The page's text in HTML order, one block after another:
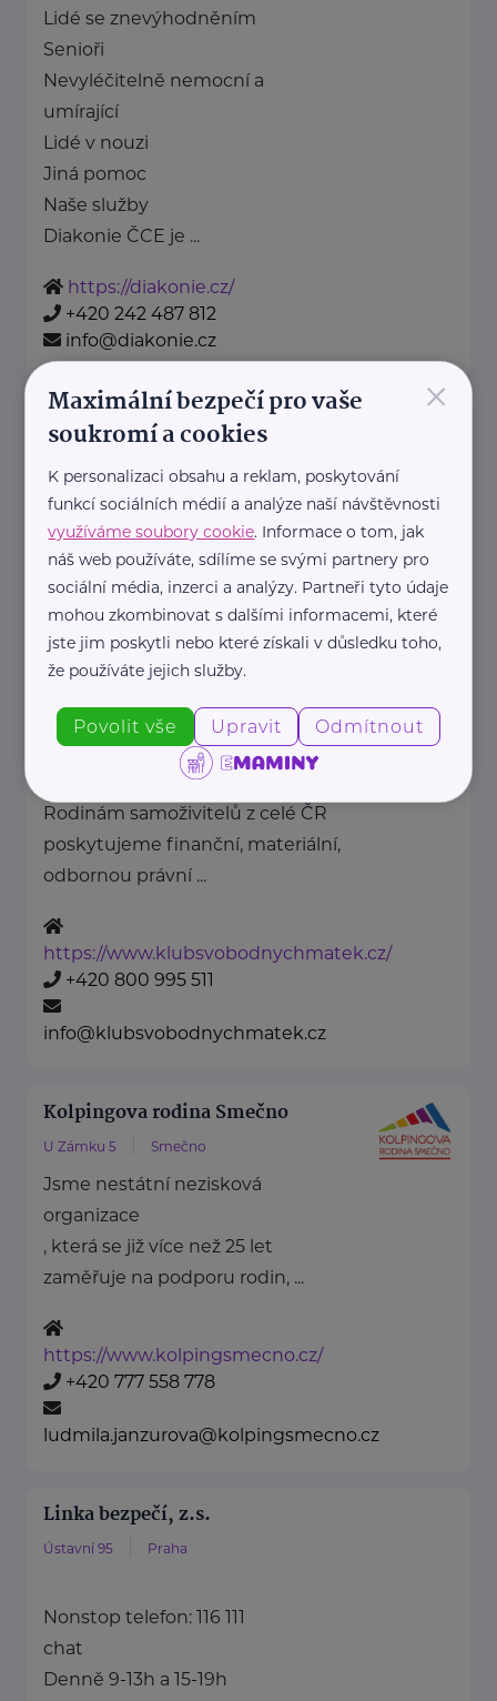
Lidé se znevýhodněním
Senioři
Nevyléčitelně nemocní a
umírající
Lidé v nouzi
Jiná pomoc
Naše služby
Diakonie ČCE je ...
https://diakonie.cz/
+420 242 487 812
info@diakonie.cz
Dluhová a sociální poradna, z.s
https://www.dluhovaporadna.cz/
+420 800 214 214
info@dluhovaporadna.cz
Klub svobodných matek z.s.
Dukelských hrdinů 34 Praha 7
"Pomáháme rodičům a jejich
Rodinám samoživitelů z celé ČR
poskytujeme finanční, materiální,
odbornou právní ...
https://www.klubsvobodnychmatek.cz/
+420 800 995 511
info@klubsvobodnychmatek.cz
Kolpingova rodina Smečno
U Zámku 5 Smečno
Jsme nestátní nezisková
organizace
, která se již více než 25 let
zaměřuje na podporu rodin, ...
https://www.kolpingsmecno.cz/
+420 777 558 778
ludmila.janzurova@kolpingsmecno.cz
Linka bezpečí, z.s.
Ústavní 95 Praha
Nonstop telefon: 116 111
chat
Denně 9-13h a 15-19h
×
Maximální bezpečí pro vaše
soukromí a cookies
K personalizaci obsahu a reklam, poskytování
funkcí sociálních médií a analýze naší návštěvnosti
využíváme soubory cookie. Informace o tom, jak
náš web používáte, sdílíme se svými partnery pro
sociální média, inzerci a analýzy. Partneři tyto údaje
mohou zkombinovat s dalšími informacemi, které
jste jim poskytli nebo které získali v důsledku toho,
že používáte jejich služby.
Povolit vše Upravit Odmítnout